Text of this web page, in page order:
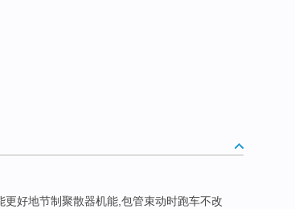
更好地节制聚散器机能,包管束动时跑车不改